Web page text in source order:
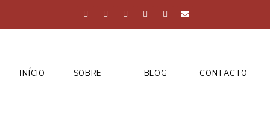
INÍCIO SOBRE BLOG CONTACTO